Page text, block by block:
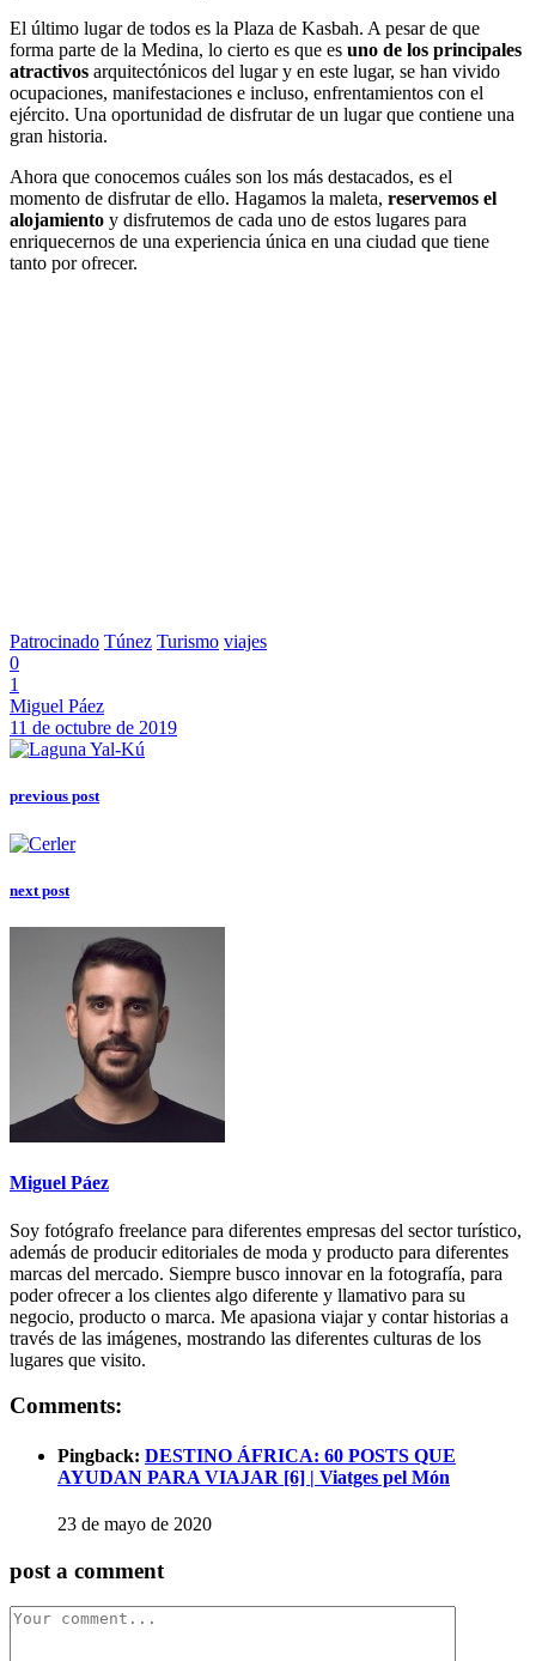
El último lugar de todos es la Plaza de Kasbah. A pesar de que
forma parte de la Medina, lo cierto es que es uno de los principales
atractivos arquitectónicos del lugar y en este lugar, se han vivido
ocupaciones, manifestaciones e incluso, enfrentamientos con el
ejército. Una oportunidad de disfrutar de un lugar que contiene una
gran historia.
Ahora que conocemos cuáles son los más destacados, es el
momento de disfrutar de ello. Hagamos la maleta, reservemos el
alojamiento y disfrutemos de cada uno de estos lugares para
enriquecernos de una experiencia única en una ciudad que tiene
tanto por ofrecer.
Patrocinado Túnez Turismo viajes
0
1
Miguel Páez
11 de octubre de 2019
previous post
next post
Miguel Páez
Soy fotógrafo freelance para diferentes empresas del sector turístico,
además de producir editoriales de moda y producto para diferentes
marcas del mercado. Siempre busco innovar en la fotografía, para
poder ofrecer a los clientes algo diferente y llamativo para su
negocio, producto o marca. Me apasiona viajar y contar historias a
través de las imágenes, mostrando las diferentes culturas de los
lugares que visito.
Comments:
Pingback: DESTINO ÁFRICA: 60 POSTS QUE
AYUDAN PARA VIAJAR [6] | Viatges pel Món
23 de mayo de 2020
post a comment